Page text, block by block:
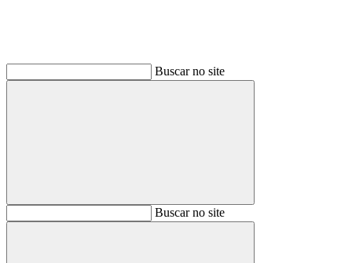
Buscar no site
BuscarBuscar no site